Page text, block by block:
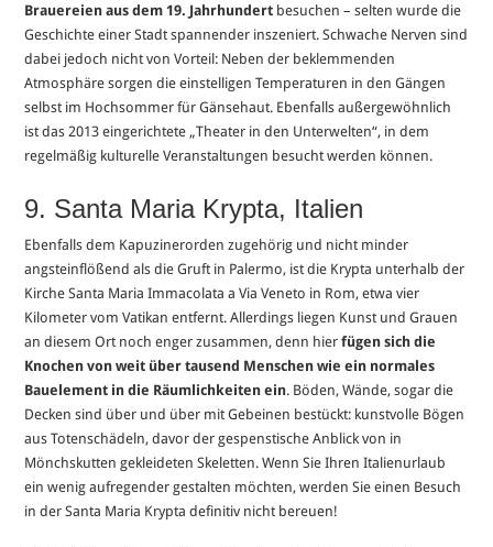
Brauereien aus dem 19. Jahrhundert besuchen – selten wurde die
Geschichte einer Stadt spannender inszeniert. Schwache Nerven sind
dabei jedoch nicht von Vorteil: Neben der beklemmenden
Atmosphäre sorgen die einstelligen Temperaturen in den Gängen
selbst im Hochsommer für Gänsehaut. Ebenfalls außergewöhnlich
ist das 2013 eingerichtete „Theater in den Unterwelten“, in dem
regelmäßig kulturelle Veranstaltungen besucht werden können.
9. Santa Maria Krypta, Italien
Ebenfalls dem Kapuzinerorden zugehörig und nicht minder
angsteinflößend als die Gruft in Palermo, ist die Krypta unterhalb der
Kirche Santa Maria Immacolata a Via Veneto in Rom, etwa vier
Kilometer vom Vatikan entfernt. Allerdings liegen Kunst und Grauen
an diesem Ort noch enger zusammen, denn hierfügen sich die
Knochen von weit über tausend Menschen wie ein normales
Bauelement in die Räumlichkeiten ein. Böden, Wände, sogar die
Decken sind über und über mit Gebeinen bestückt: kunstvolle Bögen
aus Totenschädeln, davor der gespenstische Anblick von in
Mönchskutten gekleideten Skeletten. Wenn Sie Ihren Italienurlaub
ein wenig aufregender gestalten möchten, werden Sie einen Besuch
in der Santa Maria Krypta definitiv nicht bereuen!